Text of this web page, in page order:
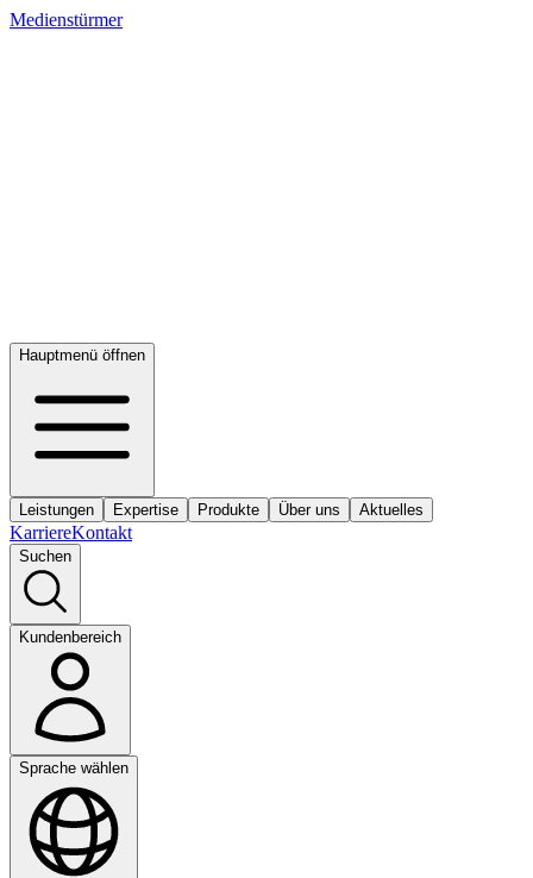
Medienstürmer
Hauptmenü öffnen
Leistungen Expertise Produkte Über uns Aktuelles
KarriereKontakt
Suchen
Kundenbereich
Sprache wählen